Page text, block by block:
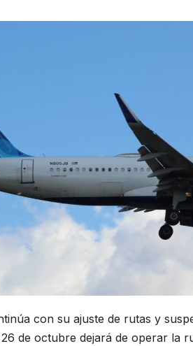
con su ajuste de rutas y
de octubre dejará de operar la